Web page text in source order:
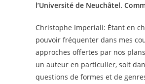
l’Université de Neuchâtel.
Christophe Imperiali: Étant en
pouvoir fréquenter dans mes
approches offertes par nos
un auteur en particulier, soit
questions de formes et de